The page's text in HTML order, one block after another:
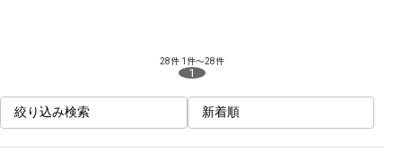
28件 1件～28件
1
絞り込み検索 新着順